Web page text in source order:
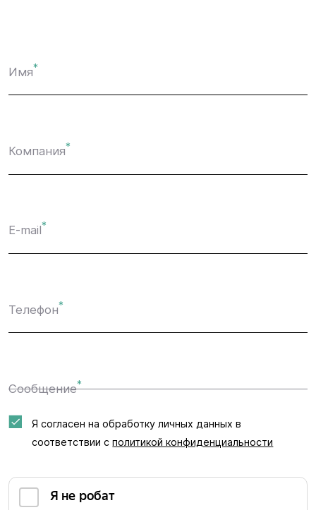
Имя*
Компания*
E-mail*
Телефон*
Сообщение*
Я согласен на обработку личных данных в
соответствии сполитикой конфиденциальности